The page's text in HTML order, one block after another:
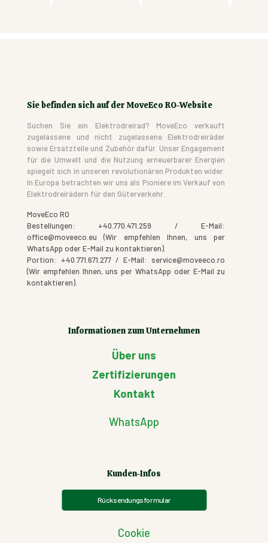
Sie befinden sich auf der MoveEco RO-Website
Suchen Sie ein Elektrodreirad? MoveEco verkauft
zugelassene und nicht zugelassene Elektrodreiräder
sowie Ersatzteile und Zubehör dafür. Unser Engagement
für die Umwelt und die Nutzung erneuerbarer Energien
spiegelt sich in unseren revolutionären Produkten wider.
In Europa betrachten wir uns als Pioniere im Verkauf von
Elektrodreirädern für den Güterverkehr.
MoveEco RO
Bestellungen: +40.770.471.259 / E-Mail:
office@moveeco.eu (Wir empfehlen Ihnen, uns per
WhatsApp oder E-Mail zu kontaktieren).
Portion: +40.771.671.277 / E-Mail: service@moveeco.ro
(Wir empfehlen Ihnen, uns per WhatsApp oder E-Mail zu
kontaktieren).
Informationen zum Unternehmen
Über uns
Zertifizierungen
Kontakt
WhatsApp
Kunden-Infos
Rücksendungsformular
Cookie